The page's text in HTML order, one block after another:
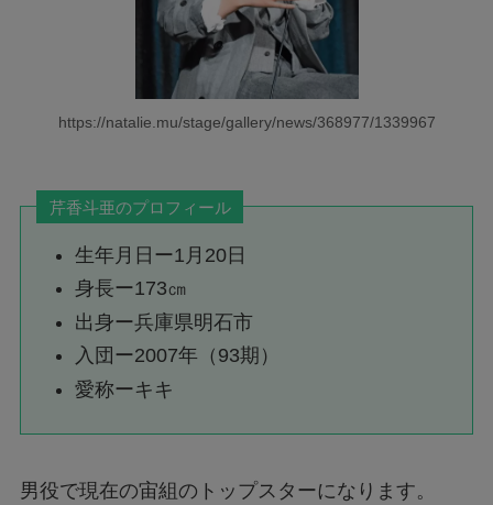
https://natalie.mu/stage/gallery/news/368977/1339967
芹香斗亜のプロフィール
生年月日ー1月20日
身長ー173㎝
出身ー兵庫県明石市
入団ー2007年（93期）
愛称ーキキ
男役で現在の宙組のトップスターになります。